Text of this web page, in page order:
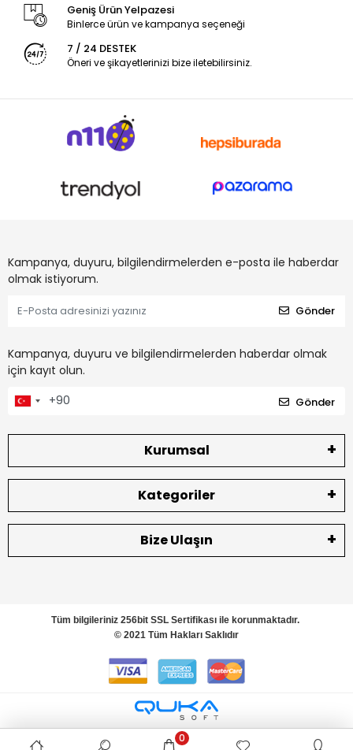
Geniş Ürün Yelpazesi
Binlerce ürün ve kampanya seçeneği
7 / 24 DESTEK
Öneri ve şikayetlerinizi bize iletebilirsiniz.
Kampanya, duyuru, bilgilendirmelerden e-posta ile haberdar
olmak istiyorum.
Gönder
Kampanya, duyuru ve bilgilendirmelerden haberdar olmak
için kayıt olun.
Gönder
Kurumsal
Kategoriler
Bize Ulaşın
Tüm bilgileriniz 256bit SSL Sertifikası ile korunmaktadır.
© 2021 Tüm Hakları Saklıdır
0